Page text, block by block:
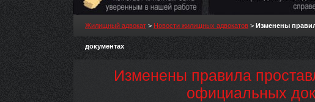
Жилищный адвокат > Новости жилищных адвокатов > Изменены
документах
Изменены правила
официальных